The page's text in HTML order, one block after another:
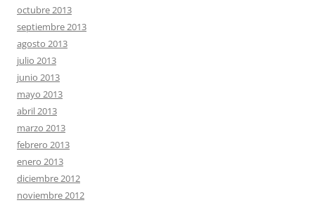
octubre 2013
septiembre 2013
agosto 2013
julio 2013
junio 2013
mayo 2013
abril 2013
marzo 2013
febrero 2013
enero 2013
diciembre 2012
noviembre 2012